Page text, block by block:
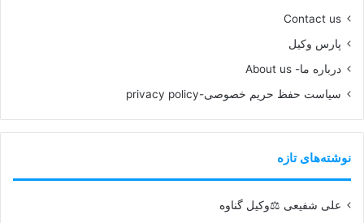
Contact us
پارس وکیل
درباره ما- About us
سیاست حفظ حریم خصوصی-privacy policy
نوشته‌های تازه
علی شفیعی ⚖️وکیل گناوه